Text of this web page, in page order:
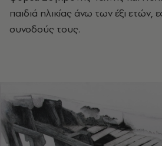
παιδιά ηλικίας άνω των έξι ετών,
συνοδούς τους.